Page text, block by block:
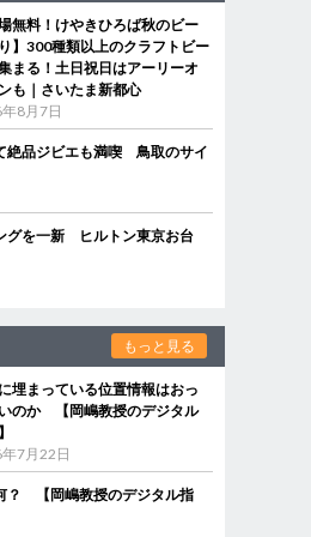
場無料！けやきひろば秋のビー
】300種類以上のクラフトビー
まる！土日祝日はアーリーオ
も｜さいたま新都心
8月7日
絶品ジビエも満喫 鳥取のサイ
グを一新 ヒルトン東京お台
もっと見る
埋まっている位置情報はおっ
のか 【岡嶋教授のデジタル
7月22日
？ 【岡嶋教授のデジタル指